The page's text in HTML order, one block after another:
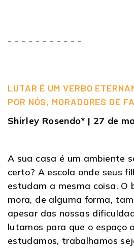
- - - - - - - - - - -
LUTAR É UM VERBO
POR NÓS, MORADORES DE
Shirley Rosendo* | 27 de
A sua casa é um ambiente
certo? A escola onde seus
estudam a mesma coisa. O
mora, de alguma forma,
apesar das nossas
lutamos para que o espaço
estudamos, trabalhamos